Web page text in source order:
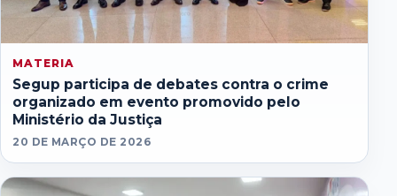
MATERIA
Segup participa de debates contra o crime
organizado em evento promovido pelo
Ministério da Justiça
20 DE MARÇO DE 2026